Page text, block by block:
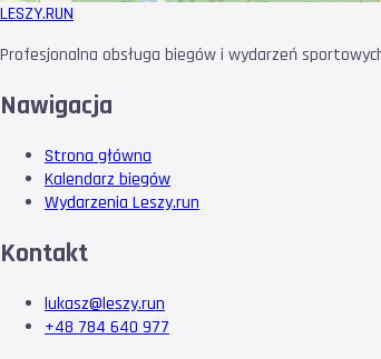
LESZY.RUN
Profesjonalna obsługa biegów i wydarzeń
Nawigacja
Strona główna
Kalendarz biegów
Wydarzenia Leszy.run
Kontakt
lukasz@leszy.run
+48 784 640 977